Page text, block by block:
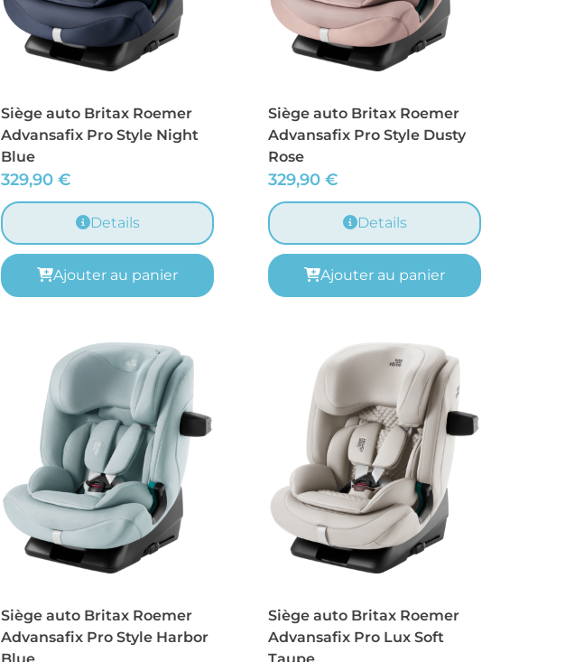
Siège auto Britax Roemer
Advansafix Pro Style Night
Blue
329,90 €
Details
Ajouter au panier
Siège auto Britax Roemer
Advansafix Pro Style Dusty
Rose
329,90 €
Details
Ajouter au panier
Siège auto Britax Roemer
Advansafix Pro Style Harbor
Blue
Siège auto Britax Roemer
Advansafix Pro Lux Soft
Taupe